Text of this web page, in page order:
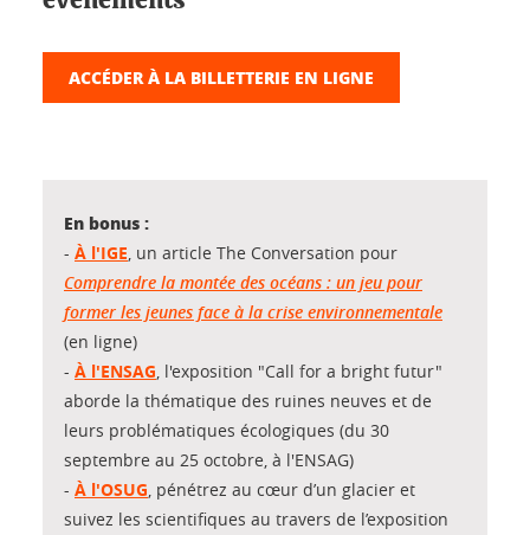
ACCÉDER À LA BILLETTERIE EN LIGNE
En bonus :
- À l'IGE , un article The Conversation pour
Comprendre la montée des océans : un jeu pour
former les jeunes face à la crise environnementale
(en ligne)
- À l'ENSAG , l'exposition "Call for a bright futur"
aborde la thématique des ruines neuves et de
leurs problématiques écologiques (du 30
septembre au 25 octobre, à l'ENSAG)
- À l'OSUG , pénétrez au cœur d’un glacier et
suivez les scientifiques au travers de l’exposition